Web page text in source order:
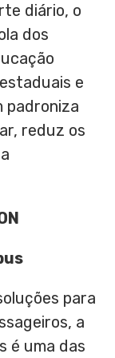
diário, o
dos
e
padroniza
reduz os
para
a
é uma das